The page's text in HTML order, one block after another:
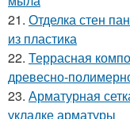
21. Отделка стен
из пластика
22. Террасная
древесно-
23. Арматурная
укладке арматуры